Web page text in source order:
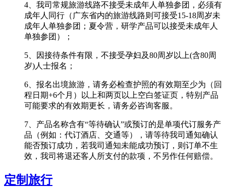
4、我司常规旅游线路不接受未成年人单独参团，必须有
成年人同行（广东省内的旅游线路则可接受15-18周岁未
成年人单独参团；夏令营，研学产品可以接受未成年人
单独参团）；
5、因接待条件有限，不接受孕妇及80周岁以上(含80周
岁)人士报名；
6、报名出境旅游，请务必检查护照的有效期至少为（回
程日期+6个月）以上和两页以上空白签证页，特别产品
可能要求的有效期更长，请务必咨询客服。
7、产品名称含有“等待确认”或预订的是单项代订服务产
品（例如：代订酒店、交通等），请等待我司通知确认
能否预订成功，若我司通知未能成功预订，则订单不生
效，我司将退还客人所支付的款项，不另作任何赔偿。
定制旅行